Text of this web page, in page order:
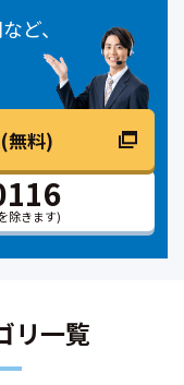
ど、
除きます)
無料)
リ一覧